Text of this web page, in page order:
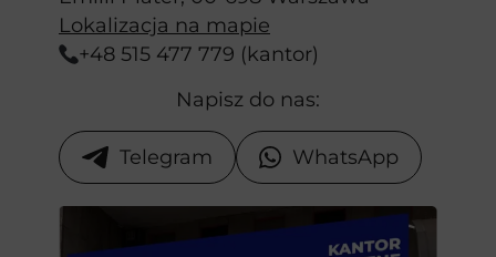
Lokalizacja na mapie
+48 515 477 779 (kantor)
Napisz do nas:
Telegram WhatsApp